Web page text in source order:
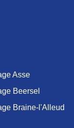
Asse
Beersel
Braine-l'Alleud